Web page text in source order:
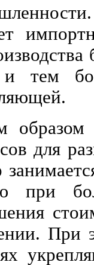
и тем
образом
для
при
При